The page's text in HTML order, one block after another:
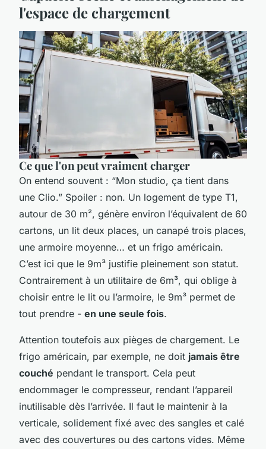
l'espace de chargement
Ce que l'on peut vraiment charger
On entend souvent : “Mon studio, ça tient dans
une Clio.” Spoiler : non. Un logement de type T1,
autour de 30 m², génère environ l’équivalent de 60
cartons, un lit deux places, un canapé trois places,
une armoire moyenne… et un frigo américain.
C’est ici que le 9m³ justifie pleinement son statut.
Contrairement à un utilitaire de 6m³, qui oblige à
choisir entre le lit ou l’armoire, le 9m³ permet de
tout prendre - en une seule fois.
Attention toutefois aux pièges de chargement. Le
frigo américain, par exemple, ne doit jamais être
couché pendant le transport. Cela peut
endommager le compresseur, rendant l’appareil
inutilisable dès l’arrivée. Il faut le maintenir à la
verticale, solidement fixé avec des sangles et calé
avec des couvertures ou des cartons vides. Même